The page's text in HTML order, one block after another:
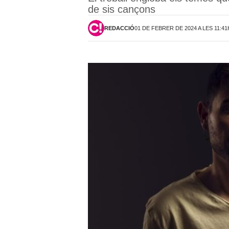
de sis cançons
REDACCIÓ01 DE FEBRER DE 2024 A LES